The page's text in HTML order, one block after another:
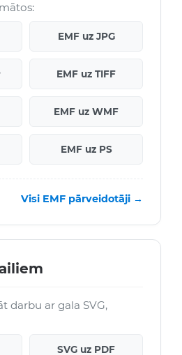
EMF uz JPG
EMF uz TIFF
EMF uz WMF
EMF uz PS
Visi EMF pārveidotāji →
darbu ar gala SVG,
SVG uz PDF